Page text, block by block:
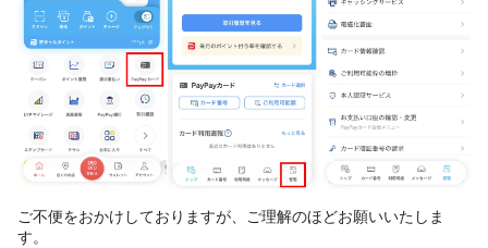
ご不便をおかけしておりますが、ご理解のほどお願いいたしま
す。